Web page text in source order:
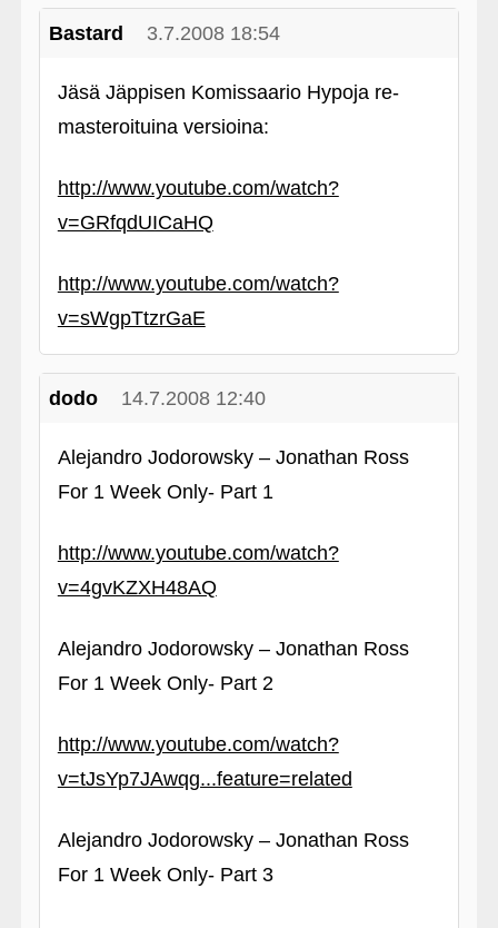
Bastard 3.7.2008 18:54
Jäsä Jäppisen Komissaario Hypoja re-
masteroituina versioina:
http://www.youtube.com/watch?
v=GRfqdUICaHQ
http://www.youtube.com/watch?
v=sWgpTtzrGaE
dodo 14.7.2008 12:40
Alejandro Jodorowsky – Jonathan Ross
For 1 Week Only- Part 1
http://www.youtube.com/watch?
v=4gvKZXH48AQ
Alejandro Jodorowsky – Jonathan Ross
For 1 Week Only- Part 2
http://www.youtube.com/watch?
v=tJsYp7JAwqg...feature=related
Alejandro Jodorowsky – Jonathan Ross
For 1 Week Only- Part 3